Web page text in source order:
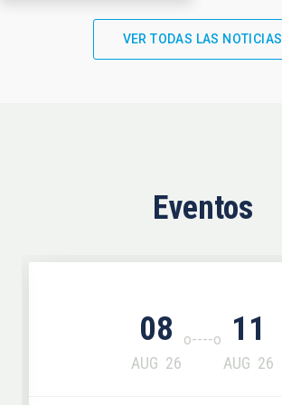
VER TODAS LAS NOTICIAS
Eventos
08
AUG 26
11
AUG 26